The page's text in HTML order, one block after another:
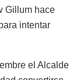
Gillum hace
intentar
el Alcalde